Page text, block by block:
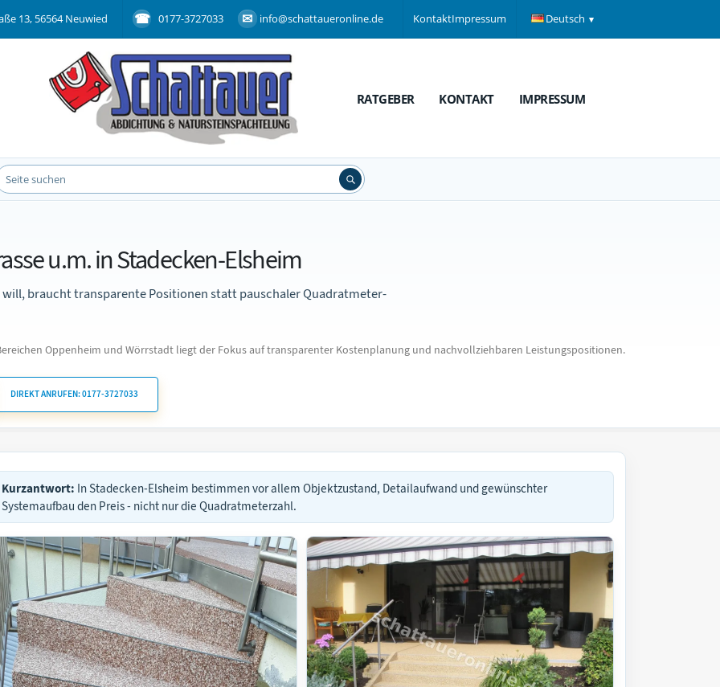
13, 56564 Neuwied 0177-3727033 info@schattaueronline.de KontaktImpressum Deutsch
RATGEBER KONTAKT IMPRESSUM
u.m. in Stadecken-Elsheim
braucht transparente Positionen statt pauschaler Quadratmeter-
Oppenheim und Wörrstadt liegt der Fokus auf transparenter Kostenplanung und nachvollziehbaren Leistungspositionen.
DIREKT ANRUFEN: 0177-3727033
Kurzantwort: In Stadecken-Elsheim bestimmen vor allem Objektzustand, Detailaufwand und gewünschter
Systemaufbau den Preis - nicht nur die Quadratmeterzahl.